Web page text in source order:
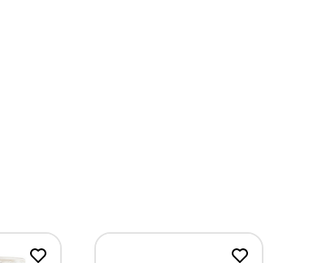
cảm giác thích thú và đáng yêu vô
mà và cuốn hút của nó. Mùi ngon từ